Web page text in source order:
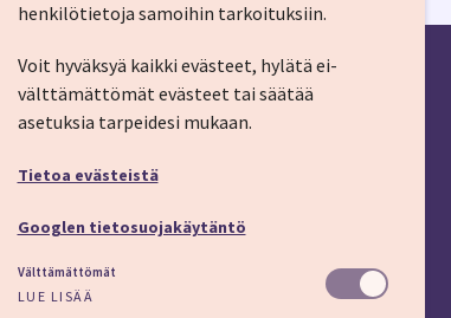
YHTEYSTIEDOT
Lisäapua: apu.imt.fi
LÖYDÄT MEIDÄT MYÖS
henkilötietoja samoihin tarkoituksiin.
Voit hyväksyä kaikki evästeet, hylätä ei-
välttämättömät evästeet tai säätää
asetuksia tarpeidesi mukaan.
Tietoa evästeistä
Googlen tietosuojakäytäntö
Välttämättömät
LUE LISÄÄ